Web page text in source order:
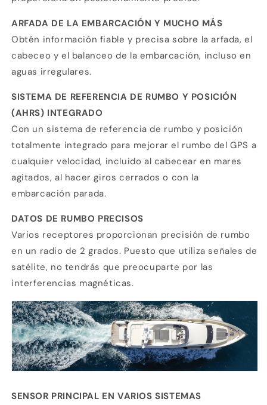
ARFADA DE LA EMBARCACIÓN Y MUCHO MÁS
Obtén información fiable y precisa sobre la arfada, el
cabeceo y el balanceo de la embarcación, incluso en
aguas irregulares.
SISTEMA DE REFERENCIA DE RUMBO Y POSICIÓN
(AHRS) INTEGRADO
Con un sistema de referencia de rumbo y posición
totalmente integrado para mejorar el rumbo del GPS a
cualquier velocidad, incluido al cabecear en mares
agitados, al hacer giros cerrados o con la
embarcación parada.
DATOS DE RUMBO PRECISOS
Varios receptores proporcionan precisión de rumbo
en un radio de 2 grados. Puesto que utiliza señales de
satélite, no tendrás que preocuparte por las
interferencias magnéticas.
SENSOR PRINCIPAL EN VARIOS SISTEMAS
Compra ahora y paga a meses
sin tarjeta de crédito
1 Agrega tu producto al carrito y elige
pagar con Meses sin Tarjeta.
2 la cantidad de mesesy confirma.
3 Paga mes a mescon saldo disponible,
débito u otros medios.
Crédito sujeto a aprobación.
¿Tienes dudas? Consulta nuestraAyuda.